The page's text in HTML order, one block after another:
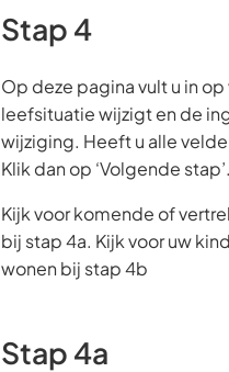
Stap 4
Op deze pagina vult u in
leefsituatie wijzigt en de
wijziging. Heeft u alle
Klik dan op ‘Volgende
Kijk voor komende of
bij stap 4a. Kijk voor uw
wonen bij stap 4b
Stap 4a